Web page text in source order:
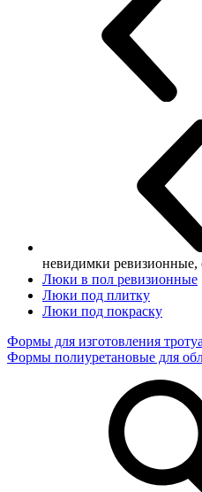
невидимки ревизионные,
Люки в пол ревизионные
Люки под плитку
Люки под покраску
Формы для изготовления
Формы полиуретановые для